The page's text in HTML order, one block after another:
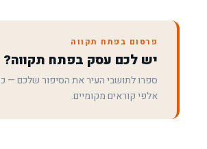
פרסום בפתח תקווה
יש לכם עסק בפתח תקווה?
ספרו לתושבי העיר את הסיפור שלכם —
אלפי קוראים מקומיים.